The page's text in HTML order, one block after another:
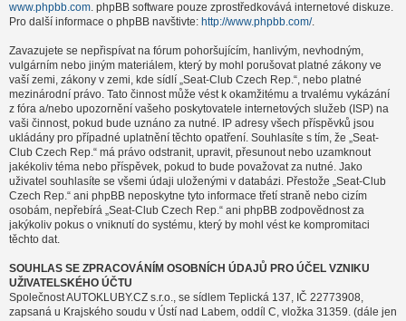
www.phpbb.com. phpBB software pouze zprostředkovává internetové diskuze.
Pro další informace o phpBB navštivte: http://www.phpbb.com/.
Zavazujete se nepřispívat na fórum pohoršujícím, hanlivým, nevhodným,
vulgárním nebo jiným materiálem, který by mohl porušovat platné zákony ve
vaší zemi, zákony v zemi, kde sídlí „Seat-Club Czech Rep.“, nebo platné
mezinárodní právo. Tato činnost může vést k okamžitému a trvalému vykázání
z fóra a/nebo upozornění vašeho poskytovatele internetových služeb (ISP) na
vaši činnost, pokud bude uznáno za nutné. IP adresy všech příspěvků jsou
ukládány pro případné uplatnění těchto opatření. Souhlasíte s tím, že „Seat-
Club Czech Rep.“ má právo odstranit, upravit, přesunout nebo uzamknout
jakékoliv téma nebo příspěvek, pokud to bude považovat za nutné. Jako
uživatel souhlasíte se všemi údaji uloženými v databázi. Přestože „Seat-Club
Czech Rep.“ ani phpBB neposkytne tyto informace třetí straně nebo cizím
osobám, nepřebírá „Seat-Club Czech Rep.“ ani phpBB zodpovědnost za
jakýkoliv pokus o vniknutí do systému, který by mohl vést ke kompromitaci
těchto dat.
SOUHLAS SE ZPRACOVÁNÍM OSOBNÍCH ÚDAJŮ PRO ÚČEL VZNIKU
UŽIVATELSKÉHO ÚČTU
Společnost AUTOKLUBY.CZ s.r.o., se sídlem Teplická 137, IČ 22773908,
zapsaná u Krajského soudu v Ústí nad Labem, oddíl C, vložka 31359. (dále jen